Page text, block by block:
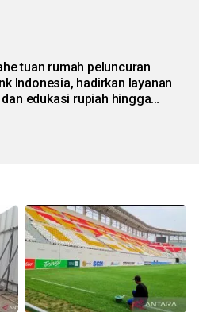
tuan rumah peluncuran
Indonesia, hadirkan layanan
edukasi rupiah hingga